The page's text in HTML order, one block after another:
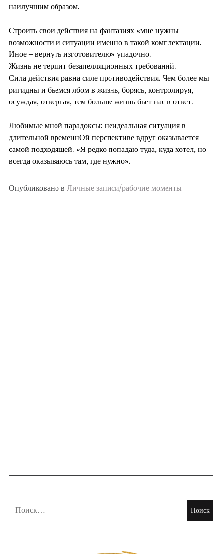
наилучшим образом.
Строить свои действия на фантазиях «мне нужны
возможности и ситуации именно в такой комплектации.
Иное – вернуть изготовителю» упадочно.
Жизнь не терпит безапелляционных требований.
Сила действия равна силе противодействия. Чем более мы
ригидны и бьемся лбом в жизнь, борясь, контролируя,
осуждая, отвергая, тем больше жизнь бьет нас в ответ.
Любимые мной парадоксы: неидеальная ситуация в
длительной временнОй перспективе вдруг оказывается
самой подходящей. «Я редко попадаю туда, куда хотел, но
всегда оказываюсь там, где нужно».
Опубликовано в Личные записи/рабочие моменты